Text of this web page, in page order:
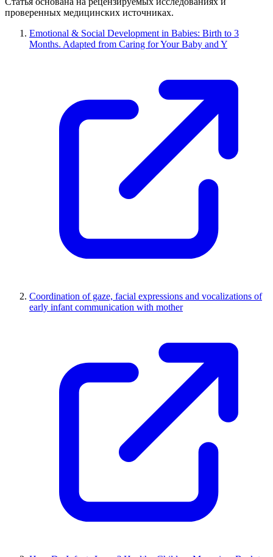
проверенных медицинских источниках.
Emotional & Social Development in Babies: Birth to 3
Months. Adapted from Caring for Your Baby and Y
Coordination of gaze, facial expressions and vocalizations of
early infant communication with mother